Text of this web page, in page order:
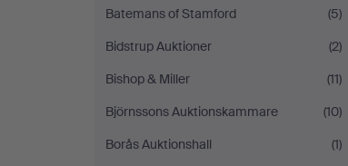
Batemans of Stamford
(5)
Bidstrup Auktioner
(2)
Bishop & Miller
(11)
Björnssons Auktionskammare
(10)
Borås Auktionshall
(1)